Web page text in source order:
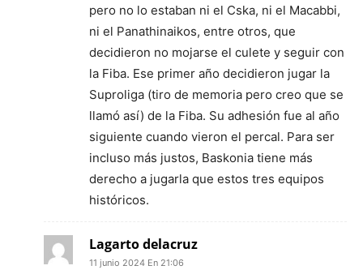
pero no lo estaban ni el Cska, ni el Macabbi,
ni el Panathinaikos, entre otros, que
decidieron no mojarse el culete y seguir con
la Fiba. Ese primer año decidieron jugar la
Suproliga (tiro de memoria pero creo que se
llamó así) de la Fiba. Su adhesión fue al año
siguiente cuando vieron el percal. Para ser
incluso más justos, Baskonia tiene más
derecho a jugarla que estos tres equipos
históricos.
Lagarto delacruz
11 junio 2024 En 21:06